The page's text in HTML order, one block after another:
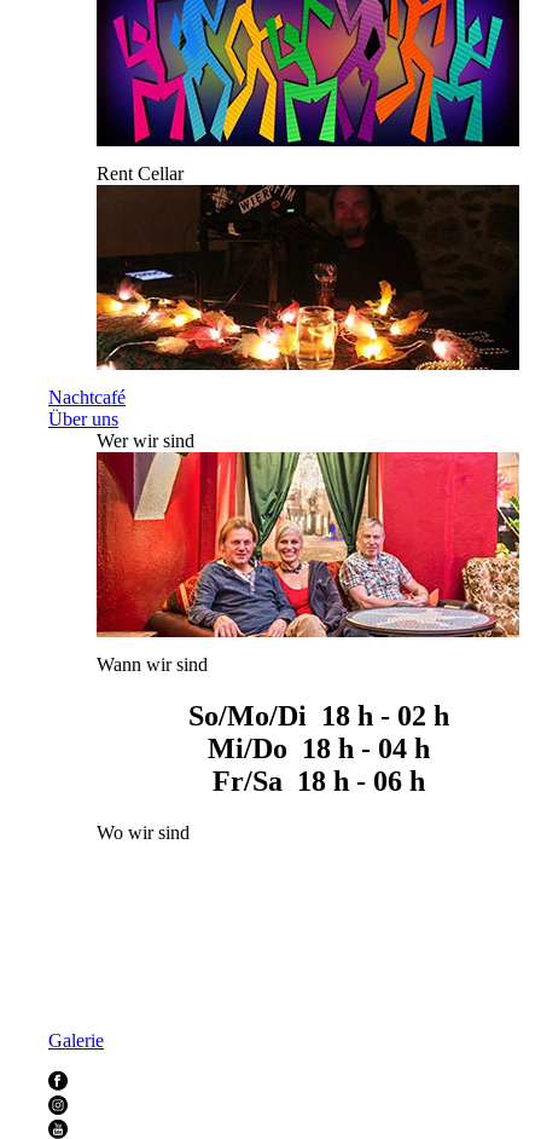
Rent Cellar
Nachtcafé
Über uns
Wer wir sind
Wann wir sind
So/Mo/Di 18 h - 02 h
Mi/Do 18 h - 04 h
Fr/Sa 18 h - 06 h
Wo wir sind
Galerie